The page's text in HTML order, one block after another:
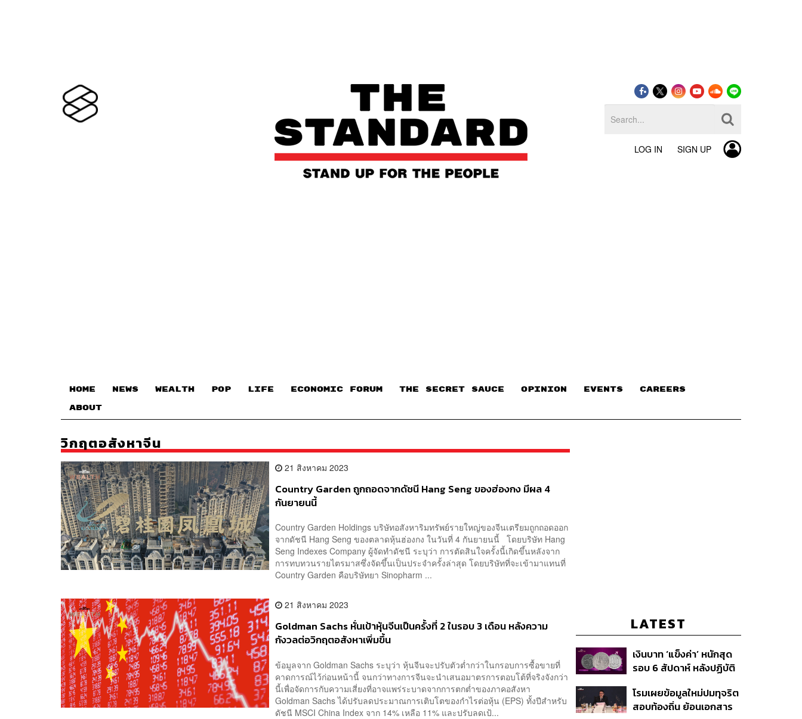
LOG IN SIGN UP
HOME NEWS WEALTH POP LIFE ECONOMIC FORUM THE SECRET SAUCE​ OPINION EVENTS CAREERS
ABOUT
วิกฤตอสังหาจีน
21 สิงหาคม 2023
Country Garden ถูกถอดจากดัชนี Hang Seng ของฮ่องกง มีผล 4
กันยายนนี้
Country Garden Holdings บริษัทอสังหาริมทรัพย์รายใหญ่ของจีนเตรียมถูกถอดออก
จากดัชนี Hang Seng ของตลาดหุ้นฮ่องกง ในวันที่ 4 กันยายนนี้ โดยบริษัท Hang
Seng Indexes Company ผู้จัดทำดัชนี ระบุว่า การตัดสินใจครั้งนี้เกิดขึ้นหลังจาก
การทบทวนรายไตรมาสซึ่งจัดขึ้นเป็นประจำครั้งล่าสุด โดยบริษัทที่จะเข้ามาแทนที่
Country Garden คือบริษัทยา Sinopharm ...
21 สิงหาคม 2023
Goldman Sachs หั่นเป้าหุ้นจีนเป็นครั้งที่ 2 ในรอบ 3 เดือน หลังความ
กังวลต่อวิกฤตอสังหาเพิ่มขึ้น
ข้อมูลจาก Goldman Sachs ระบุว่า หุ้นจีนจะปรับตัวต่ำกว่าในกรอบการซื้อขายที่
คาดการณ์ไว้ก่อนหน้านี้ จนกว่าทางการจีนจะนำเสนอมาตรการตอบโต้ที่จริงจังกว่า
นี้เพื่อจัดการกับความเสี่ยงที่อาจแพร่ระบาดจากการตกต่ำของภาคอสังหา
Goldman Sachs ได้ปรับลดประมาณการเติบโตของกำไรต่อหุ้น (EPS) ทั้งปีสำหรับ
ดัชนี MSCI China Index จาก 14% เหลือ 11% และปรับลดเป้...
LATEST
เงินบาท ‘แข็งค่า’ หนักสุด
รอบ 6 สัปดาห์ หลังปฏิบัติ
สหรัฐฯ-ญี่ปุ่น Standard
Chartered เปิดเป้าสิ้นปีนี้
โรมเผยข้อมูลใหม่ปมทุจริต
สอบท้องถิ่น ย้อนเอกสาร